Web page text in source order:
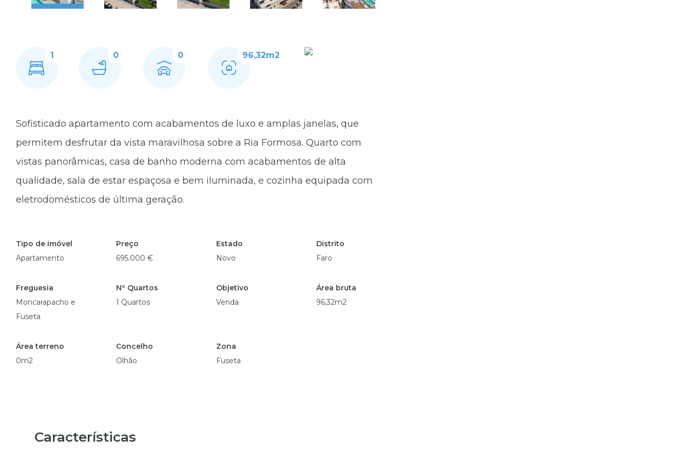
1 0 0 96,32m2
Sofisticado apartamento com acabamentos de luxo e amplas janelas, que
permitem desfrutar da vista maravilhosa sobre a Ria Formosa. Quarto com
vistas panorâmicas, casa de banho moderna com acabamentos de alta
qualidade, sala de estar espaçosa e bem iluminada, e cozinha equipada com
eletrodomésticos de última geração.
Tipo de imóvel
Apartamento
Preço
695.000 €
Estado
Novo
Distrito
Faro
Freguesia
Moncarapacho e
Fuseta
Nº Quartos
1 Quartos
Objetivo
Venda
Área bruta
96,32m2
Área terreno
0m2
Concelho
Olhão
Zona
Fuseta
Características